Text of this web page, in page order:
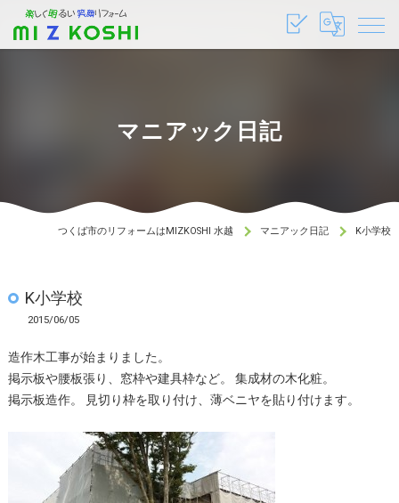
マニアック日記
つくば市のリフォームはMIZKOSHI 水越 マニアック日記 K小学校
K小学校
2015/06/05
造作木工事が始まりました。
掲示板や腰板張り、窓枠や建具枠など。 集成材の木化粧。
掲示板造作。 見切り枠を取り付け、薄ベニヤを貼り付けます。